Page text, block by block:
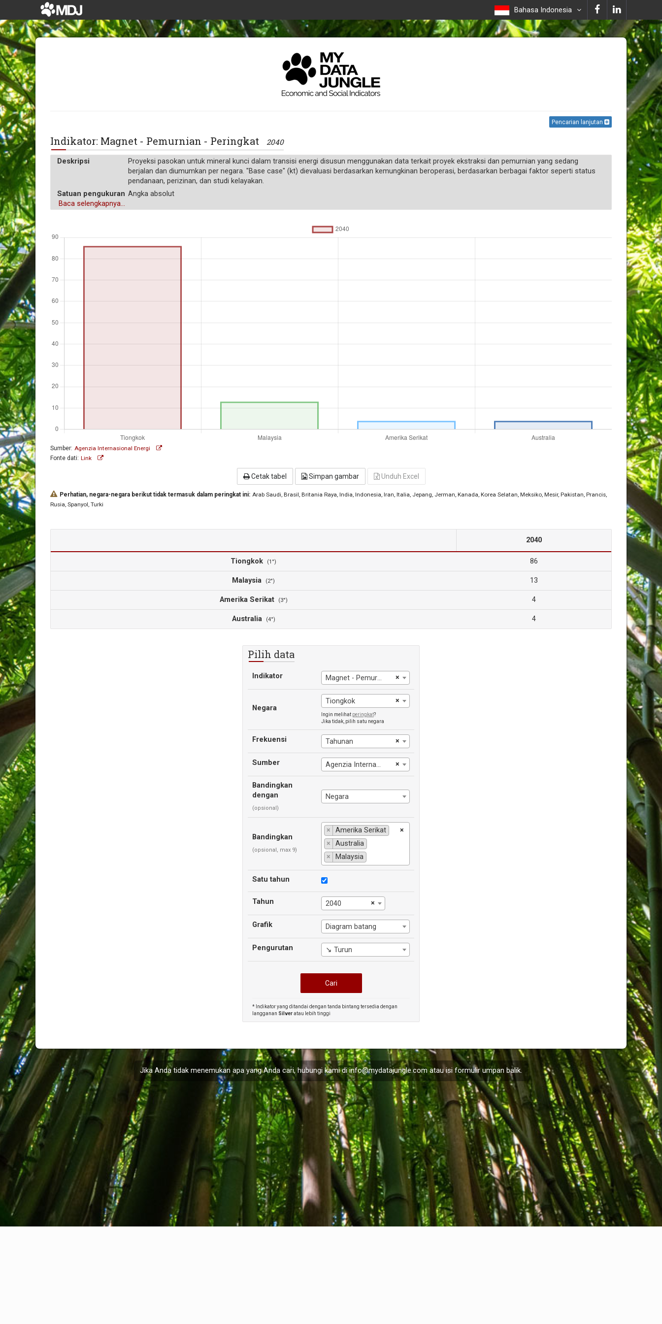
Bahasa Indonesia
Pencarian lanjutan
Indikator: Magnet - Pemurnian - Peringkat 2040
Deskripsi
Proyeksi pasokan untuk mineral kunci dalam transisi energi disusun menggunakan data terkait proyek ekstraksi dan pemurnian yang sedang
berjalan dan diumumkan per negara. "Base case" (kt) dievaluasi berdasarkan kemungkinan beroperasi, berdasarkan berbagai faktor seperti status
pendanaan, perizinan, dan studi kelayakan.
Satuan pengukuran Angka absolut
Operator agregasi
Baca selengkapnya...
Sumber: Agenzia Internasional Energi
Fonte dati: Link
Cetak tabel Simpan gambar Unduh Excel
Perhatian, negara-negara berikut tidak termasuk dalam peringkat ini: Arab Saudi, Brasil, Britania Raya, India, Indonesia, Iran, Italia, Jepang, Jerman, Kanada, Korea Selatan, Meksiko, Mesir, Pakistan, Prancis,
Rusia, Spanyol, Turki
2040
Tiongkok (1°) 86
Malaysia (2°) 13
Amerika Serikat (3°) 4
Australia (4°) 4
Pilih data
Indikator ×
Magnet - Pemurnian
Negara
×
Tiongkok
Ingin melihat peringkat?
Jika tidak, pilih satu negara
Frekuensi ×
Tahunan
Sumber ×
Agenzia Internasional Energi
Bandingkan
dengan
(opsional)
Negara
Bandingkan
(opsional, max 9)
×
×
Amerika Serikat
×
Australia
×
Malaysia
Satu tahun
Tahun ×
2040
Grafik Diagram batang
Pengurutan ↘ Turun
* Indikator yang ditandai dengan tanda bintang tersedia dengan
langganan Silveratau lebih tinggi
Jika Anda tidak menemukan apa yang Anda cari, hubungi kami diinfo@mydatajungle.comatau isi formulir umpan balik.